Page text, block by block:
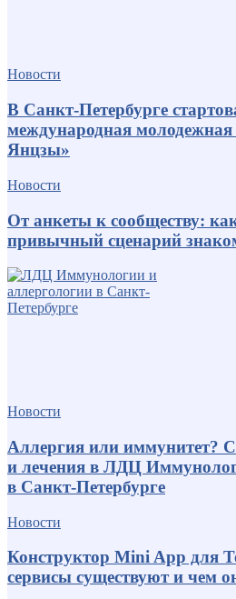
Новости
В Санкт-Петербурге
международная
Янцзы»
Новости
От анкеты к сообществу:
привычный сценарий
Новости
Аллергия или иммунитет?
и лечения в ЛДЦ
в Санкт-Петербурге
Новости
Конструктор Mini App для
сервисы существуют и чем